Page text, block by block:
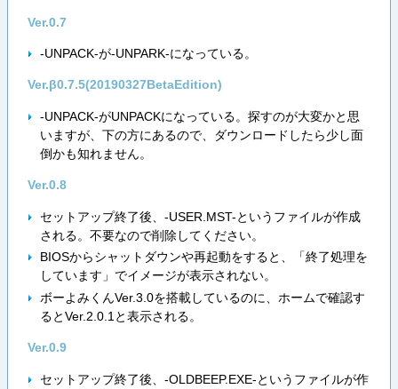
Ver.0.7
-UNPACK-が-UNPARK-になっている。
Ver.β0.7.5(20190327BetaEdition)
-UNPACK-がUNPACKになっている。探すのが大変かと思
いますが、下の方にあるので、ダウンロードしたら少し面
倒かも知れません。
Ver.0.8
セットアップ終了後、-USER.MST-というファイルが作成
される。不要なので削除してください。
BIOSからシャットダウンや再起動をすると、「終了処理を
しています」でイメージが表示されない。
ボーよみくんVer.3.0を搭載しているのに、ホームで確認す
るとVer.2.0.1と表示される。
Ver.0.9
セットアップ終了後、-OLDBEEP.EXE-というファイルが作